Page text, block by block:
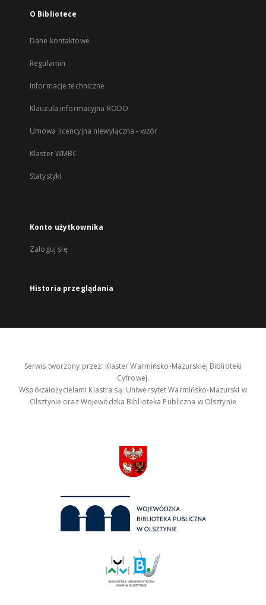
O Bibliotece
Dane kontaktowe
Regulamin
Informacje techniczne
Klauzula informacyjna RODO
Umowa licencyjna niewyłączna - wzór
Klaster WMBC
Statystyki
Konto użytkownika
Zaloguj się
Historia przeglądania
Serwis tworzony przez: Klaster Warmińsko-Mazurskiej Biblioteki
Cyfrowej.
Współzałożycielami Klastra są: Uniwersytet Warmińsko-Mazurski w
Olsztynie oraz Wojewódzka Biblioteka Publiczna w Olsztynie